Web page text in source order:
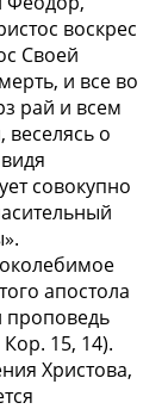
воскрес
Своей
и все во
рай и всем
о
совокупно
.
апостола
проповедь
15, 14).
Христова,